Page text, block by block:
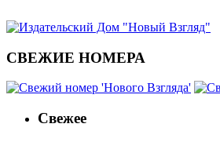
СВЕЖИЕ НОМЕРА
Свежее